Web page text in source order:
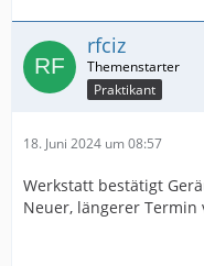
rfciz
Praktikant
18. Juni 2024 um 08:57
Werkstatt bestätigt
Neuer, längerer Termin